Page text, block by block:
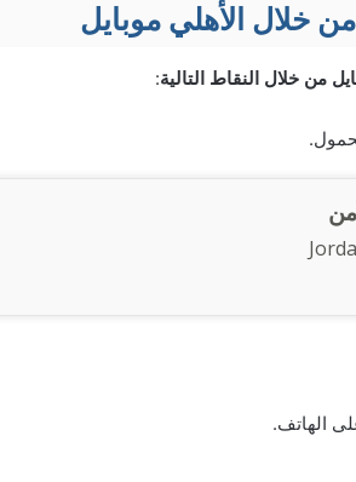
خلال الأهلي موبايل
من خلال النقاط التالية:
الهاتف.